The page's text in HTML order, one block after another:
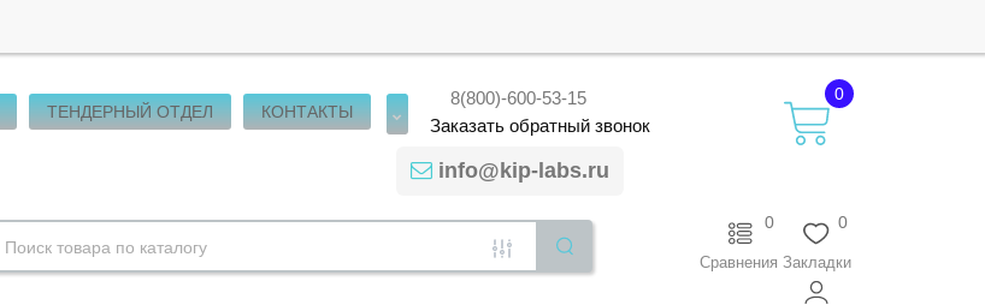
ТЕНДЕРНЫЙ ОТДЕЛ КОНТАКТЫ
8(800)-600-53-15
Заказатьобратныйзвонок
info@kip-labs.ru
0
0
Закладки
0
Сравнения